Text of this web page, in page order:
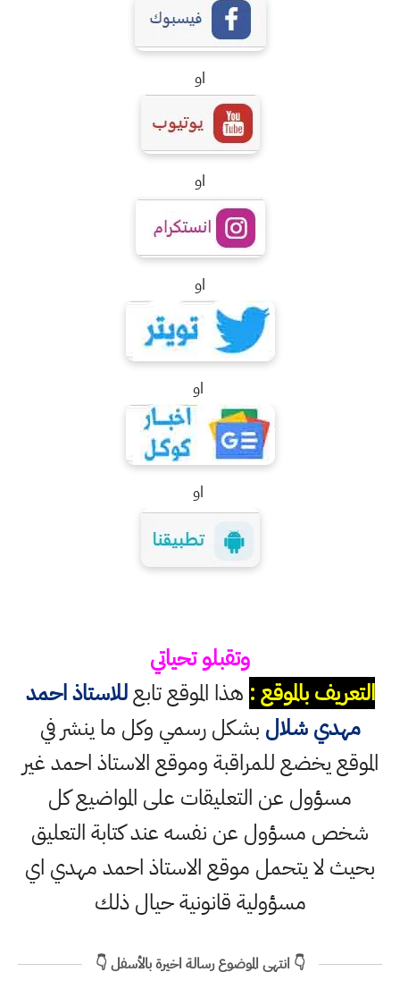
او
او
او
او
او
وتقبلو تحياتي
التعريف بالموقع : هذا الموقع تابعللاستاذ احمد
مهدي شلال بشكل رسمي وكل ما ينشر في
الموقع يخضع للمراقبة وموقع الاستاذ احمد غير
مسؤول عن التعليقات على المواضيع كل
شخص مسؤول عن نفسه عند كتابة التعليق
بحيث لا يتحمل موقع الاستاذ احمد مهدي اي
مسؤولية قانونية حيال ذلك
👇 انتهى الموضوع رسالة اخيرة بالأسفل 👇